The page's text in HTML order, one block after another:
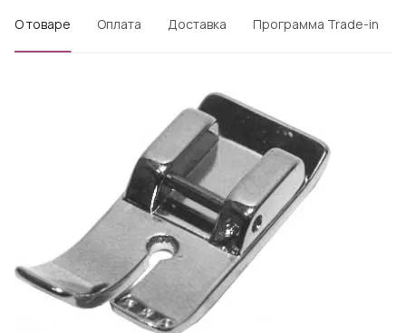
О товаре Оплата Доставка Программа Trade-in